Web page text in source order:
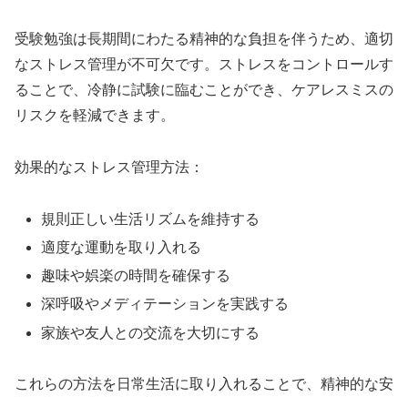
受験勉強は長期間にわたる精神的な負担を伴うため、適切
なストレス管理が不可欠です。ストレスをコントロールす
ることで、冷静に試験に臨むことができ、ケアレスミスの
リスクを軽減できます。
効果的なストレス管理方法：
規則正しい生活リズムを維持する
適度な運動を取り入れる
趣味や娯楽の時間を確保する
深呼吸やメディテーションを実践する
家族や友人との交流を大切にする
これらの方法を日常生活に取り入れることで、精神的な安